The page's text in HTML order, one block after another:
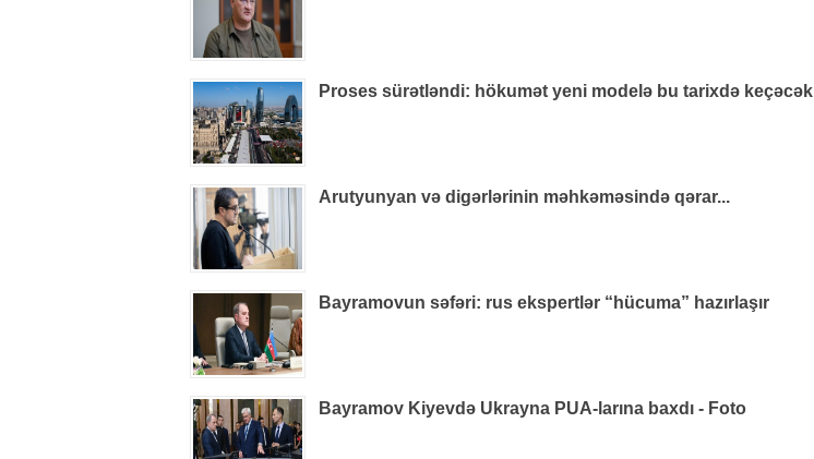
Proses sürətləndi: hökumət yeni modelə bu tarixdə keçəcək
Arutyunyan və digərlərinin məhkəməsində qərar...
Bayramovun səfəri: rus ekspertlər “hücuma” hazırlaşır
Bayramov Kiyevdə Ukrayna PUA-larına baxdı - Foto